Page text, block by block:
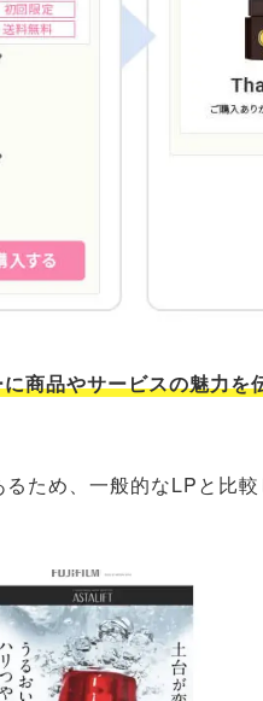
商品やサービスの魅力を
ため、一般的なLPと比